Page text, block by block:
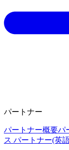
パートナー
パートナー概要パ
ス パートナー(英